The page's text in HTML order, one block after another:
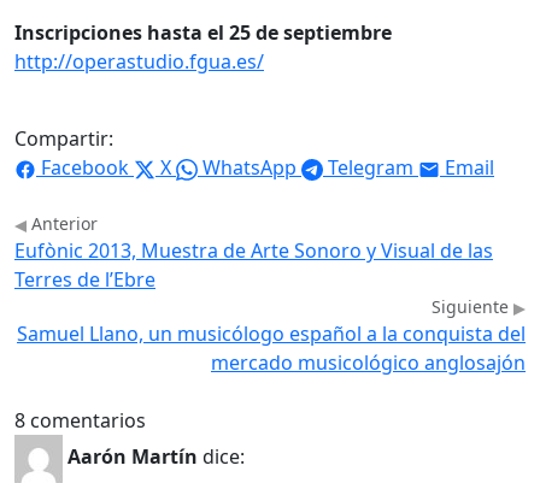
Inscripciones hasta el 25 de septiembre
http://operastudio.fgua.es/
Compartir:
Facebook
X WhatsApp Telegram Email
Anterior
Eufònic 2013, Muestra de Arte Sonoro y Visual de las
Terres de l’Ebre
Siguiente
Samuel Llano, un musicólogo español a la conquista del
mercado musicológico anglosajón
8 comentarios
Aarón Martín dice: